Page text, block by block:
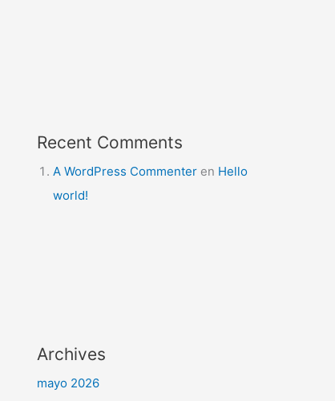
Recent Comments
A WordPress Commenter en Hello
world!
Archives
mayo 2026